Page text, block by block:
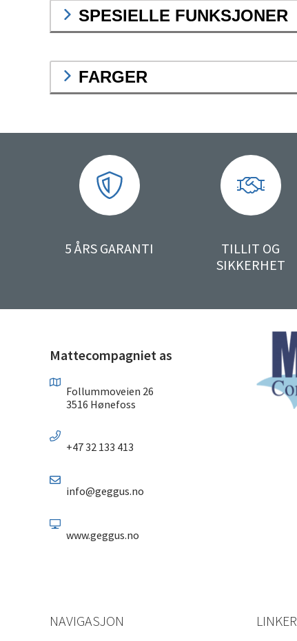
SPESIELLE FUNKSJONER
FARGER
5 ÅRS GARANTI
TILLIT OG
SIKKERHET
Mattecompagniet as
Follummoveien 26
3516 Hønefoss
+47 32 133 413
info@geggus.no
www.geggus.no
NAVIGASJON LINKER